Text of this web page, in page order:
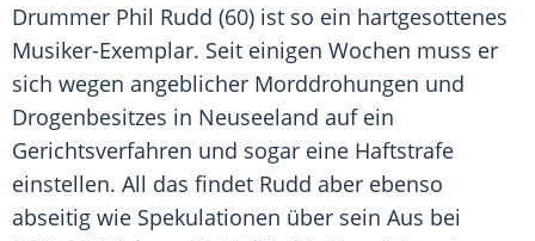
Drummer Phil Rudd (60) ist so ein hartgesottenes
Musiker-Exemplar. Seit einigen Wochen muss er
sich wegen angeblicher Morddrohungen und
Drogenbesitzes in Neuseeland auf ein
Gerichtsverfahren und sogar eine Haftstrafe
einstellen. All das findet Rudd aber ebenso
abseitig wie Spekulationen über sein Aus bei